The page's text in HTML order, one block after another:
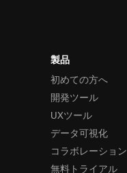
製品
初めての方へ
開発ツール
UXツール
データ可視化
コラボレーション